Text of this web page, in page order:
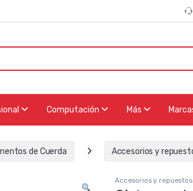
Computación Más
de Cuerda Accesorios y
Accesorios y repuestos